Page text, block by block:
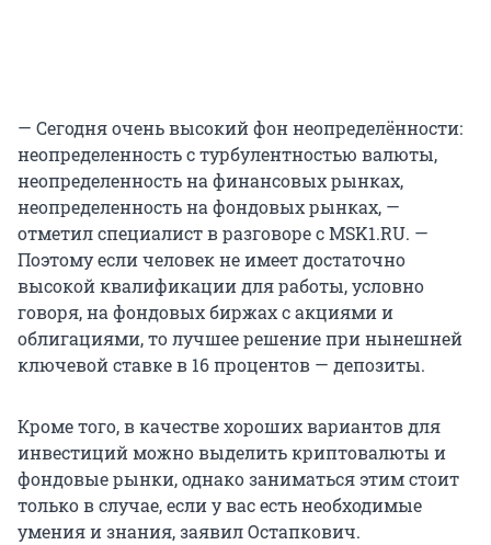
— Сегодня очень высокий фон неопределённости:
неопределенность с турбулентностью валюты,
неопределенность на финансовых рынках,
неопределенность на фондовых рынках, —
отметил специалист в разговоре с MSK1.RU. —
Поэтому если человек не имеет достаточно
высокой квалификации для работы, условно
говоря, на фондовых биржах с акциями и
облигациями, то лучшее решение при нынешней
ключевой ставке в 16 процентов — депозиты.
Кроме того, в качестве хороших вариантов для
инвестиций можно выделить криптовалюты и
фондовые рынки, однако заниматься этим стоит
только в случае, если у вас есть необходимые
умения и знания, заявил Остапкович.